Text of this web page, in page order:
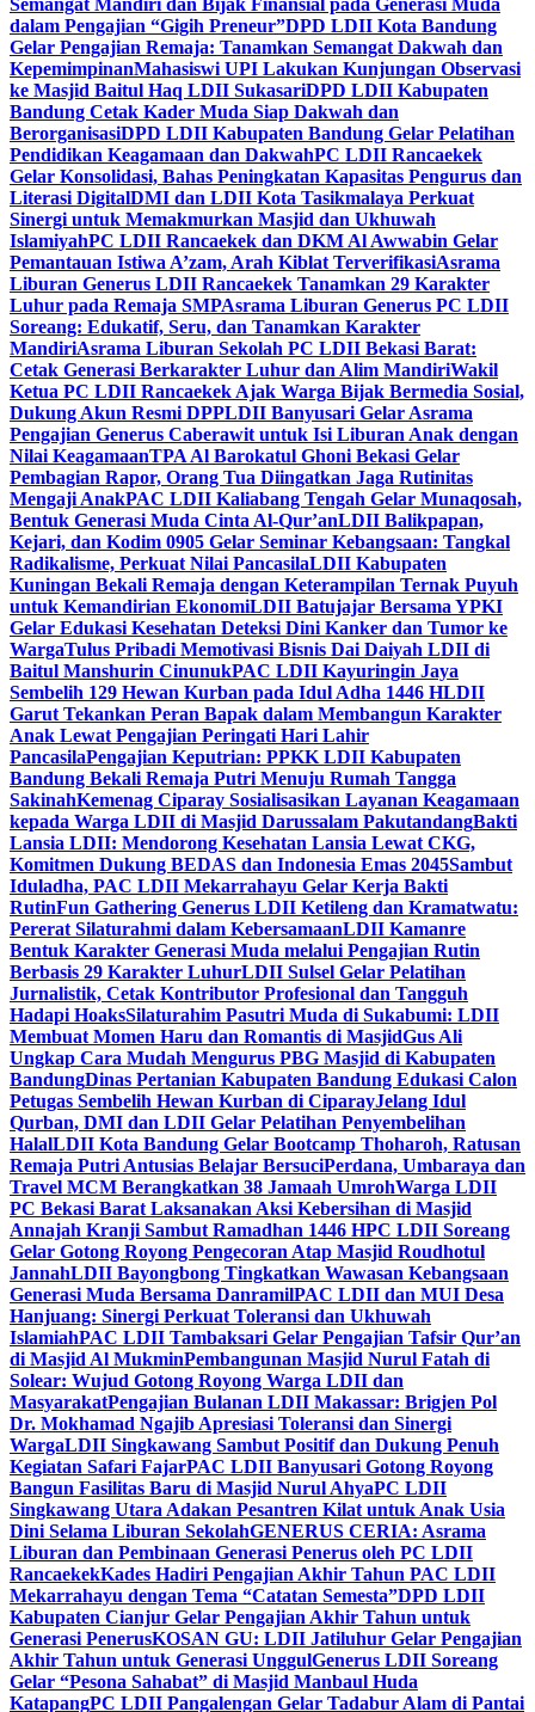
Semangat Mandiri dan Bijak Finansial pada Generasi Muda
dalam Pengajian “Gigih Preneur”DPD LDII Kota Bandung
Gelar Pengajian Remaja: Tanamkan Semangat Dakwah dan
KepemimpinanMahasiswi UPI Lakukan Kunjungan Observasi
ke Masjid Baitul Haq LDII SukasariDPD LDII Kabupaten
Bandung Cetak Kader Muda Siap Dakwah dan
BerorganisasiDPD LDII Kabupaten Bandung Gelar Pelatihan
Pendidikan Keagamaan dan DakwahPC LDII Rancaekek
Gelar Konsolidasi, Bahas Peningkatan Kapasitas Pengurus dan
Literasi DigitalDMI dan LDII Kota Tasikmalaya Perkuat
Sinergi untuk Memakmurkan Masjid dan Ukhuwah
IslamiyahPC LDII Rancaekek dan DKM Al Awwabin Gelar
Pemantauan Istiwa A’zam, Arah Kiblat TerverifikasiAsrama
Liburan Generus LDII Rancaekek Tanamkan 29 Karakter
Luhur pada Remaja SMPAsrama Liburan Generus PC LDII
Soreang: Edukatif, Seru, dan Tanamkan Karakter
MandiriAsrama Liburan Sekolah PC LDII Bekasi Barat:
Cetak Generasi Berkarakter Luhur dan Alim MandiriWakil
Ketua PC LDII Rancaekek Ajak Warga Bijak Bermedia Sosial,
Dukung Akun Resmi DPPLDII Banyusari Gelar Asrama
Pengajian Generus Caberawit untuk Isi Liburan Anak dengan
Nilai KeagamaanTPA Al Barokatul Ghoni Bekasi Gelar
Pembagian Rapor, Orang Tua Diingatkan Jaga Rutinitas
Mengaji AnakPAC LDII Kaliabang Tengah Gelar Munaqosah,
Bentuk Generasi Muda Cinta Al-Qur’anLDII Balikpapan,
Kejari, dan Kodim 0905 Gelar Seminar Kebangsaan: Tangkal
Radikalisme, Perkuat Nilai PancasilaLDII Kabupaten
Kuningan Bekali Remaja dengan Keterampilan Ternak Puyuh
untuk Kemandirian EkonomiLDII Batujajar Bersama YPKI
Gelar Edukasi Kesehatan Deteksi Dini Kanker dan Tumor ke
WargaTulus Pribadi Memotivasi Bisnis Dai Daiyah LDII di
Baitul Manshurin CinunukPAC LDII Kayuringin Jaya
Sembelih 129 Hewan Kurban pada Idul Adha 1446 HLDII
Garut Tekankan Peran Bapak dalam Membangun Karakter
Anak Lewat Pengajian Peringati Hari Lahir
PancasilaPengajian Keputrian: PPKK LDII Kabupaten
Bandung Bekali Remaja Putri Menuju Rumah Tangga
SakinahKemenag Ciparay Sosialisasikan Layanan Keagamaan
kepada Warga LDII di Masjid Darussalam PakutandangBakti
Lansia LDII: Mendorong Kesehatan Lansia Lewat CKG,
Komitmen Dukung BEDAS dan Indonesia Emas 2045Sambut
Iduladha, PAC LDII Mekarrahayu Gelar Kerja Bakti
RutinFun Gathering Generus LDII Ketileng dan Kramatwatu:
Pererat Silaturahmi dalam KebersamaanLDII Kamanre
Bentuk Karakter Generasi Muda melalui Pengajian Rutin
Berbasis 29 Karakter LuhurLDII Sulsel Gelar Pelatihan
Jurnalistik, Cetak Kontributor Profesional dan Tangguh
Hadapi HoaksSilaturahim Pasutri Muda di Sukabumi: LDII
Membuat Momen Haru dan Romantis di MasjidGus Ali
Ungkap Cara Mudah Mengurus PBG Masjid di Kabupaten
BandungDinas Pertanian Kabupaten Bandung Edukasi Calon
Petugas Sembelih Hewan Kurban di CiparayJelang Idul
Qurban, DMI dan LDII Gelar Pelatihan Penyembelihan
HalalLDII Kota Bandung Gelar Bootcamp Thoharoh, Ratusan
Remaja Putri Antusias Belajar BersuciPerdana, Umbaraya dan
Travel MCM Berangkatkan 38 Jamaah UmrohWarga LDII
PC Bekasi Barat Laksanakan Aksi Kebersihan di Masjid
Annajah Kranji Sambut Ramadhan 1446 HPC LDII Soreang
Gelar Gotong Royong Pengecoran Atap Masjid Roudhotul
JannahLDII Bayongbong Tingkatkan Wawasan Kebangsaan
Generasi Muda Bersama DanramilPAC LDII dan MUI Desa
Hanjuang: Sinergi Perkuat Toleransi dan Ukhuwah
IslamiahPAC LDII Tambaksari Gelar Pengajian Tafsir Qur’an
di Masjid Al MukminPembangunan Masjid Nurul Fatah di
Solear: Wujud Gotong Royong Warga LDII dan
MasyarakatPengajian Bulanan LDII Makassar: Brigjen Pol
Dr. Mokhamad Ngajib Apresiasi Toleransi dan Sinergi
WargaLDII Singkawang Sambut Positif dan Dukung Penuh
Kegiatan Safari FajarPAC LDII Banyusari Gotong Royong
Bangun Fasilitas Baru di Masjid Nurul AhyaPC LDII
Singkawang Utara Adakan Pesantren Kilat untuk Anak Usia
Dini Selama Liburan SekolahGENERUS CERIA: Asrama
Liburan dan Pembinaan Generasi Penerus oleh PC LDII
RancaekekKades Hadiri Pengajian Akhir Tahun PAC LDII
Mekarrahayu dengan Tema “Catatan Semesta”DPD LDII
Kabupaten Cianjur Gelar Pengajian Akhir Tahun untuk
Generasi PenerusKOSAN GU: LDII Jatiluhur Gelar Pengajian
Akhir Tahun untuk Generasi UnggulGenerus LDII Soreang
Gelar “Pesona Sahabat” di Masjid Manbaul Huda
KatapangPC LDII Pangalengan Gelar Tadabur Alam di Pantai